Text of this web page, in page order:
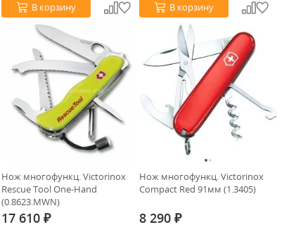
В корзину
В корзину
Нож многофункц. Victorinox
Rescue Tool One-Hand
(0.8623.MWN)
17 610 ₽
Нож многофункц. Victorinox
Compact Red 91мм (1.3405)
8 290 ₽